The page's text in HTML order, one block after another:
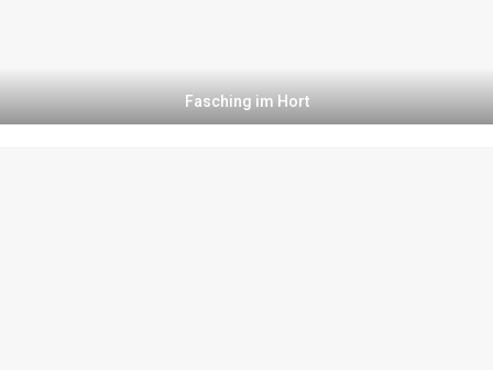
Fasching im Hort